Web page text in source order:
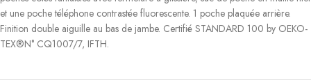
et une poche téléphone contrastée fluorescente. 1 poche plaquée arrière.
Finition double aiguille au bas de jambe. Certifié STANDARD 100 by OEKO-
TEX®N° CQ1007/7, IFTH.